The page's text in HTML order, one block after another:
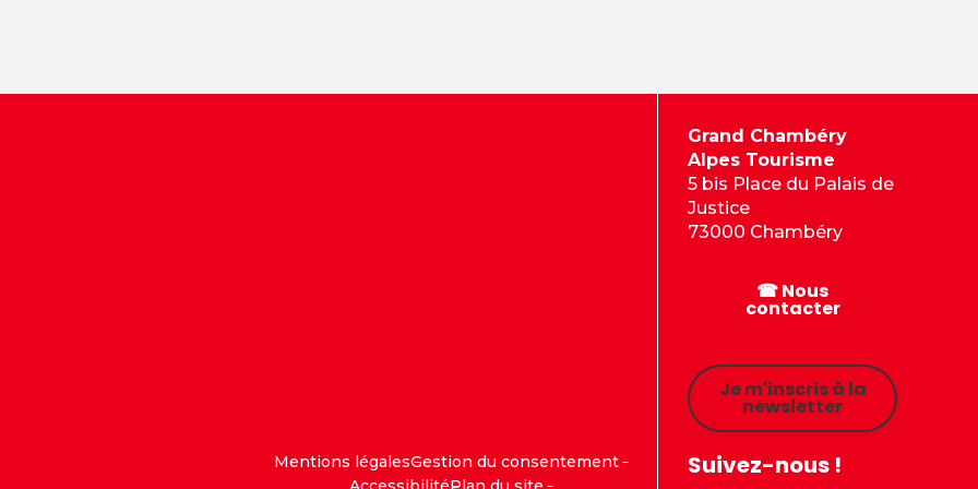
Mentions légalesGestion du consentement
Grand Chambéry
Alpes Tourisme
5 bis Place du Palais de
Justice
73000 Chambéry
☎ Nous
contacter
Je m'inscris à la
newsletter
Suivez-nous !